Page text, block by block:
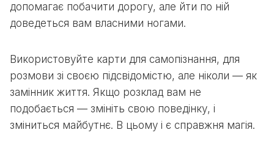
допомагає побачити дорогу, але йти по ній
доведеться вам власними ногами.
Використовуйте карти для самопізнання, для
розмови зі своєю підсвідомістю, але ніколи — як
замінник життя. Якщо розклад вам не
подобається — змініть свою поведінку, і
зміниться майбутнє. В цьому і є справжня магія.